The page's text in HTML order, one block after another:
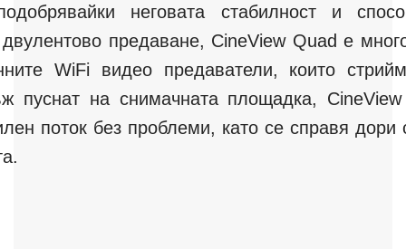
неговата стабилност и
предаване, CineView Quad е
WiFi видео предаватели, които
пуснат на снимачната площадка,
поток без проблеми, като се справя дори